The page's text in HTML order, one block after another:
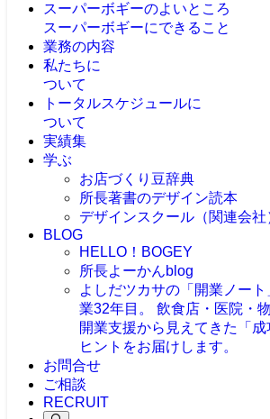
スーパーボギーのよいところ
スーパーボギーにできること
業務の内容
私たちに
ついて
トータルスケジュールに
ついて
実績集
学ぶ
お店づくり豆辞典
所長著書のデザイン読本
デザインスクール（関連会社
BLOG
HELLO！BOGEY
所長よーかんblog
よしだツカサの「開業ノート
業32年目。 飲食店・医院・
開業支援から見えてきた「
ヒントをお届けします。
お問合せ
ご相談
RECRUIT